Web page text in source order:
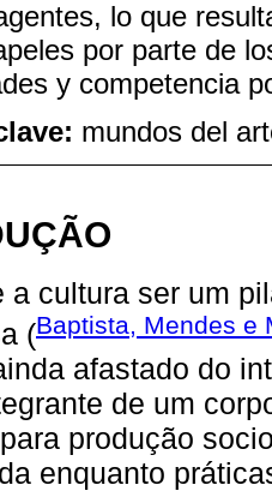
lo que
por parte de
y competencia
mundos del
a cultura ser um
(Baptista, Mendes e
afastado do
de um
produção
enquanto